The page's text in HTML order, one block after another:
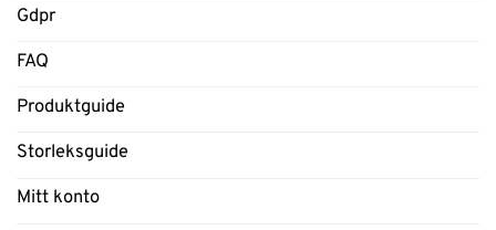
Gdpr
FAQ
Produktguide
Storleksguide
Mitt konto